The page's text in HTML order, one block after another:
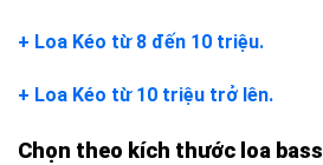
+ Loa Kéo từ 8 đến 10 triệu.
+ Loa Kéo từ 10 triệu trở lên.
Chọn theo kích thước loa bass